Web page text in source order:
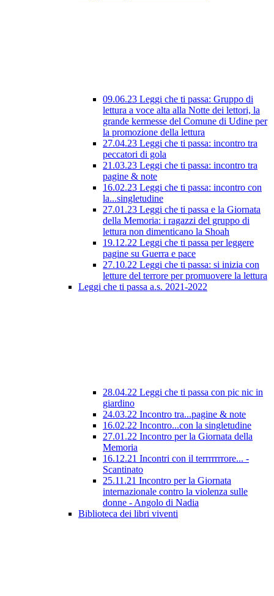
09.06.23 Leggi che ti passa: Gruppo di
lettura a voce alta alla Notte dei lettori, la
grande kermesse del Comune di Udine per
la promozione della lettura
27.04.23 Leggi che ti passa: incontro tra
peccatori di gola
21.03.23 Leggi che ti passa: incontro tra
pagine & note
16.02.23 Leggi che ti passa: incontro con
la...singletudine
27.01.23 Leggi che ti passa e la Giornata
della Memoria: i ragazzi del gruppo di
lettura non dimenticano la Shoah
19.12.22 Leggi che ti passa per leggere
pagine su Guerra e pace
27.10.22 Leggi che ti passa: si inizia con
letture del terrore per promuovere la lettura
Leggi che ti passa a.s. 2021-2022
28.04.22 Leggi che ti passa con pic nic in
giardino
24.03.22 Incontro tra...pagine & note
16.02.22 Incontro...con la singletudine
27.01.22 Incontro per la Giornata della
Memoria
16.12.21 Incontri con il terrrrrrrore... -
Scantinato
25.11.21 Incontro per la Giornata
internazionale contro la violenza sulle
donne - Angolo di Nadia
Biblioteca dei libri viventi